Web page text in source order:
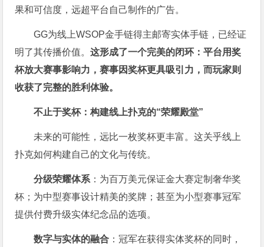
果和可信度，远超平台自己制作的广告。
GG为线上WSOP金手链得主邮寄实体手链，已经证
明了其传播价值。这形成了一个完美的闭环：平台用奖
杯放大赛事影响力，赛事因奖杯更具吸引力，而玩家则
收获了完整的胜利体验。
不止于奖杯：构建线上扑克的“荣耀殿堂”
未来的可能性，远比一枚奖杯更丰富。这关乎线上
扑克如何构建自己的文化与传统。
分级荣耀体系 ：为百万美元保证金大赛定制奢华奖
杯；为中型赛事设计精美的奖牌；甚至为小型赛事冠军
提供付费升级实体纪念品的选项。
数字与实体的融合 ：冠军在获得实体奖杯的同时，